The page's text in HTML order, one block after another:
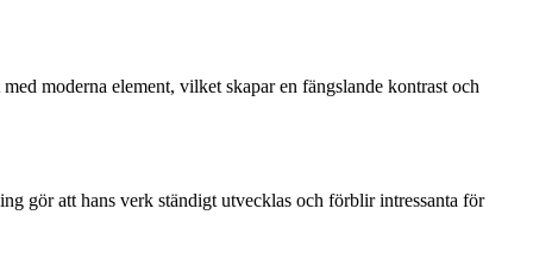
moderna element, vilket skapar en fängslande kontrast och
gör att hans verk ständigt utvecklas och förblir intressanta för